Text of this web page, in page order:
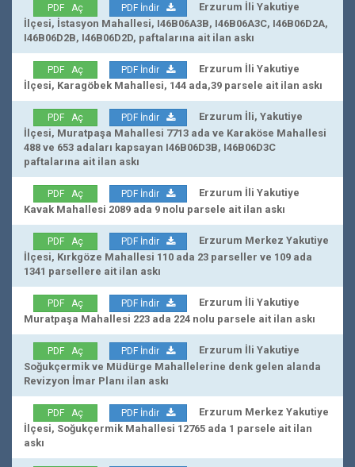
PDF Aç PDF İndir
Erzurum İli Yakutiye
İlçesi, İstasyon Mahallesi, I46B06A3B, I46B06A3C, I46B06D2A,
I46B06D2B, I46B06D2D, paftalarına ait ilan askı
PDF Aç PDF İndir
Erzurum İli Yakutiye
İlçesi, Karagöbek Mahallesi, 144 ada,39 parsele ait ilan askı
PDF Aç PDF İndir
Erzurum İli, Yakutiye
İlçesi, Muratpaşa Mahallesi 7713 ada ve Karaköse Mahallesi
488 ve 653 adaları kapsayan I46B06D3B, I46B06D3C
paftalarına ait ilan askı
PDF Aç PDF İndir
Erzurum İli Yakutiye
Kavak Mahallesi 2089 ada 9 nolu parsele ait ilan askı
PDF Aç PDF İndir
Erzurum Merkez Yakutiye
İlçesi, Kırkgöze Mahallesi 110 ada 23 parseller ve 109 ada
1341 parsellere ait ilan askı
PDF Aç PDF İndir
Erzurum İli Yakutiye
Muratpaşa Mahallesi 223 ada 224 nolu parsele ait ilan askı
PDF Aç PDF İndir
Erzurum İli Yakutiye
Soğukçermik ve Müdürge Mahallelerine denk gelen alanda
Revizyon İmar Planı ilan askı
PDF Aç PDF İndir
Erzurum Merkez Yakutiye
İlçesi, Soğukçermik Mahallesi 12765 ada 1 parsele ait ilan
askı